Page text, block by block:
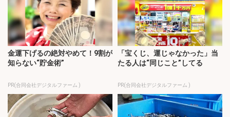
金運下げるの絶対やめて！9割が
知らない“貯金術”
PR(合同会社デジタルファーム )
「宝くじ、運じゃなかった」当
たる人は“同じこと”してる
PR(合同会社デジタルファーム )